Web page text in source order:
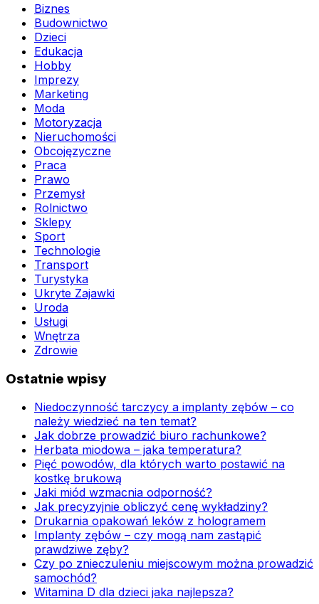
Biznes
Budownictwo
Dzieci
Edukacja
Hobby
Imprezy
Marketing
Moda
Motoryzacja
Nieruchomości
Obcojęzyczne
Praca
Prawo
Przemysł
Rolnictwo
Sklepy
Sport
Technologie
Transport
Turystyka
Ukryte Zajawki
Uroda
Usługi
Wnętrza
Zdrowie
Ostatnie wpisy
Niedoczynność tarczycy a implanty zębów – co
należy wiedzieć na ten temat?
Jak dobrze prowadzić biuro rachunkowe?
Herbata miodowa – jaka temperatura?
Pięć powodów, dla których warto postawić na
kostkę brukową
Jaki miód wzmacnia odporność?
Jak precyzyjnie obliczyć cenę wykładziny?
Drukarnia opakowań leków z hologramem
Implanty zębów – czy mogą nam zastąpić
prawdziwe zęby?
Czy po znieczuleniu miejscowym można prowadzić
samochód?
Witamina D dla dzieci jaka najlepsza?